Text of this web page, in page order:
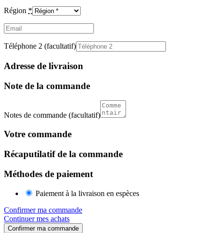
Région *
Email
Téléphone 2 (facultatif)
Adresse de livraison
Note de la commande
Notes de commande (facultatif)
Votre commande
Récaputilatif de la commande
Méthodes de paiement
Paiement à la livraison en espèces
Confirmer ma commande
Continuer mes achats
Confirmer ma commande